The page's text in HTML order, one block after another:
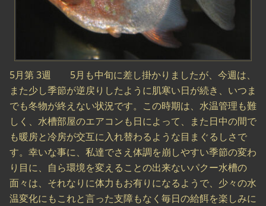
5月第 3週 5月も中旬に差し掛かりましたが、今週は、
また少し季節が逆戻りしたように肌寒い日が続き、いつま
でも冬物が終えない状況です。この時期は、水温管理も難
しく、水槽部屋のエアコンも日によって、また日中の間で
も暖房と冷房が交互に入れ替わるような目まぐるしさで
す。幸いな事に、私達でさえ体調を崩しやすい季節の変わ
り目に、自ら環境を変えることの出来ないパクー水槽の
面々は、それなりに体力もお有りになるようで、少々の水
温変化にもこれと言った支障もなく毎日の給餌を楽しみに